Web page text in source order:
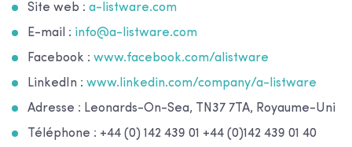
Site web : a-listware.com
E-mail : info@a-listware.com
Facebook : www.facebook.com/alistware
LinkedIn : www.linkedin.com/company/a-listware
Adresse : Leonards-On-Sea, TN37 7TA, Royaume-Uni
Téléphone : +44 (0) 142 439 01 +44 (0)142 439 01 40